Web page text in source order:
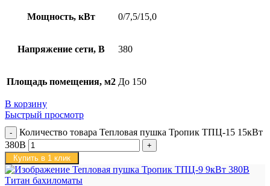
Мощность, кВт 0/7,5/15,0
Напряжение сети, В 380
Площадь помещения, м2 До 150
В корзину
Быстрый просмотр
Количество товара Тепловая пушка Тропик ТПЦ-15 15кВт
380В
Купить в 1 клик
Титан бахиломаты